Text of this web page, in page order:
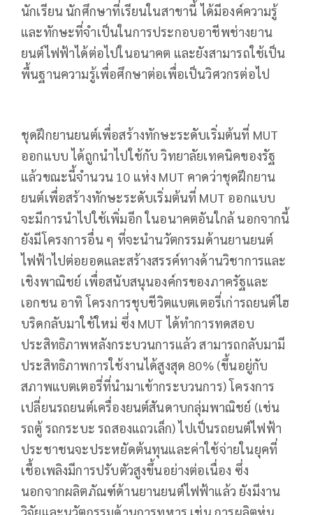
นักเรียน นักศึกษาที่เรียนในสาขานี้ ได้มีองค์ความรู้
และทักษะที่จำเป็นในการประกอบอาชีพช่างยาน
ยนต์ไฟฟ้าได้ต่อไปในอนาคต และยังสามารถใช้เป็น
พื้นฐานความรู้เพื่อศึกษาต่อเพื่อเป็นวิศวกรต่อไป
ชุดฝึกยานยนต์เพื่อสร้างทักษะระดับเริ่มต้นที่ MUT
ออกแบบ ได้ถูกนำไปใช้กับ วิทยาลัยเทคนิคของรัฐ
แล้วขณะนี้จำนวน 10 แห่ง MUT คาดว่าชุดฝึกยาน
ยนต์เพื่อสร้างทักษะระดับเริ่มต้นที่ MUT ออกแบบ
จะมีการนำไปใช้เพิ่มอีก ในอนาคตอันใกล้ นอกจากนี้
ยังมีโครงการอื่น ๆ ที่จะนำนวัตกรรมด้านยานยนต์
ไฟฟ้าไปต่อยอดและสร้างสรรค์ทางด้านวิชาการและ
เชิงพาณิชย์ เพื่อสนับสนุนองค์กรของภาครัฐและ
เอกชน อาทิ โครงการชุบชีวิตแบตเตอรี่เก่ารถยนต์ไฮ
บริดกลับมาใช้ใหม่ ซึ่ง MUT ได้ทำการทดสอบ
ประสิทธิภาพหลังกระบวนการแล้ว สามารถกลับมามี
ประสิทธิภาพการใช้งานได้สูงสุด 80% (ขึ้นอยู่กับ
สภาพแบตเตอรี่ที่นำมาเข้ากระบวนการ) โครงการ
เปลี่ยนรถยนต์เครื่องยนต์สันดาบกลุ่มพาณิชย์ (เช่น
รถตู้ รถกระบะ รถสองแถวเล็ก) ไปเป็นรถยนต์ไฟฟ้า
ประชาชนจะประหยัดต้นทุนและค่าใช้จ่ายในยุคที่
เชื้อเพลิงมีการปรับตัวสูงขึ้นอย่างต่อเนื่อง ซึ่ง
นอกจากผลิตภัณฑ์ด้านยานยนต์ไฟฟ้าแล้ว ยังมีงาน